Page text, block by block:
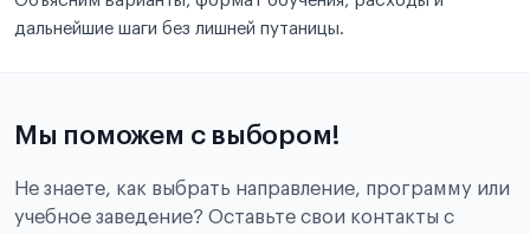
дальнейшие шаги без лишней путаницы.
Мы поможем с выбором!
Не знаете, как выбрать направление, программу или
учебное заведение? Оставьте свои контакты с